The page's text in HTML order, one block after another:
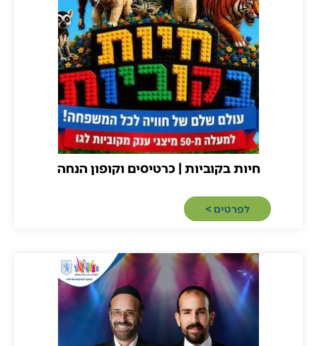
חיות בקוביות | כרטיסים וקופון הנחה
לפרטים >​